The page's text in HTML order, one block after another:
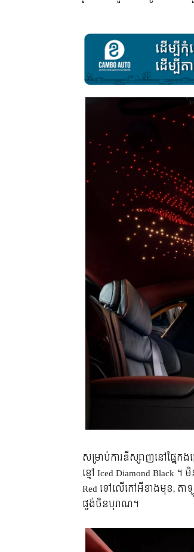
សម្រាប់ការឌីស្សាញនៅផ្នែកង
ខ្មៅ Iced Diamond Black
Red ទៅលើកៅអីខាងមុខ, តាឡូ
ផ្ចង់​ចិន​បុរាណ។